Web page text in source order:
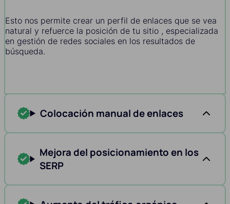
Esto nos permite crear un perfil de enlaces que se vea
natural y refuerce la posición de tu sitio , especializada
en gestión de redes sociales en los resultados de
búsqueda.
Colocación manual de enlaces
Mejora del posicionamiento en los
SERP